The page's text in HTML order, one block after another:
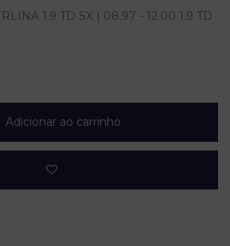
1.9 TD SX | 08.97 - 12.00 1.9 TD
Adicionar ao carrinho